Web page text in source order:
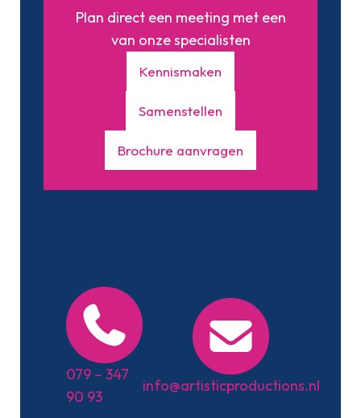
Plan direct een meeting met een
van onze specialisten
Kennismaken
Samenstellen
Brochure aanvragen
079 – 347
90 93
info@artisticproductions.nl